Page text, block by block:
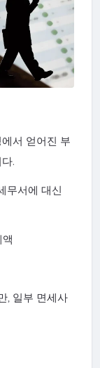
서 얻어진 부
.
무서에 대신
, 일부 면세사